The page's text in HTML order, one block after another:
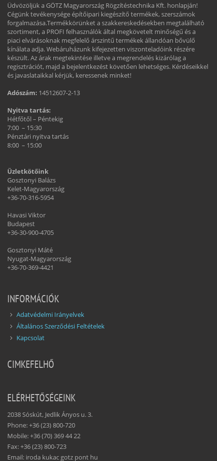
Üdvözöljük a GÖTZ Magyarország Rögzítéstechnika Kft. honlapján!
Cégünk tevékenysége építőipari kiegészítő termékek, szerszámok
forgalmazása.Termékkörünket a szakkereskedésekben megtalálható
szortiment, a PROFI felhasználók által megkövetelt minőségű és a
piaci elvárásoknak megfelelő árszintű termékek állandóan bővülő
kínálata adja. Webáruházunk kifejezetten viszonteladóink részére
készült. Az árak megtekintése illetve a megrendelés kizárólag a
regisztrációt, majd a bejelentkezést követően lehetséges. Kérdéseikkel
és javaslataikkal kérjük, keressenek minket!
Adószám: 14512607-2-13
Nyitva tartás:
Hétfőtől – Péntekig
7:00 – 15:30
Pénztári nyitva tartás
8:00 – 15:00
Üzletkötőink
Gosztonyi Balázs
Kelet-Magyarország
+36-70-316-5954
Havasi Viktor
Budapest
+36-30-900-4705
Gosztonyi Máté
Nyugat-Magyarország
+36-70-369-4421
INFORMÁCIÓK
Adatvédelmi Irányelvek
Általános Szerződési Feltételek
Kapcsolat
CIMKEFELHŐ
ELÉRHETŐSÉGEINK
2038 Sóskút, Jedlik Ányos u. 3.
Phone: +36 (23) 800-720
Mobile: +36 (70) 369 44 22
Fax: +36 (23) 800-723
Email: iroda kukac gotz pont hu